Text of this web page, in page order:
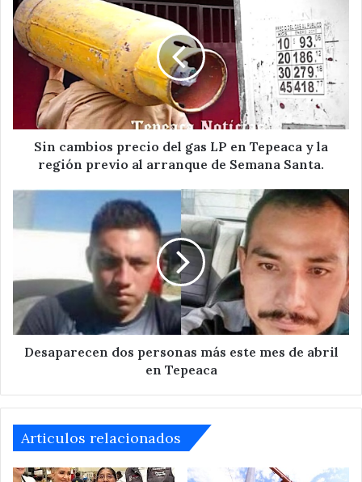
cambios
precio
del
gas
Tepeaca
y
región
al
de
Sin cambios precio del gas LP en Tepeaca y la
región previo al arranque de Semana Santa.
personas
mes
de
abril
en
Tepeaca
Desaparecen dos personas más este mes de abril
en Tepeaca
Articulos relacionados